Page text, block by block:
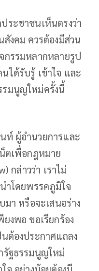
ระชาชนเห็นตรงว่า
งคม ควรต้องมีส่วน
กรรมหลากหลายรูป
ได้รับรู้ เข้าใจ และ
รมนูญใหม่ครั้งนี้
ท์ ผู้อำนวยการและ
ตเพื่อกฎหมาย
กล่าวว่า เราไม่
าโดยพรรคภูมิใจ
มา หรือจะเสนอร่าง
งพอ ขอเรียกร้อง
ต้องประกาศแถลง
รัฐธรรมนูญใหม่